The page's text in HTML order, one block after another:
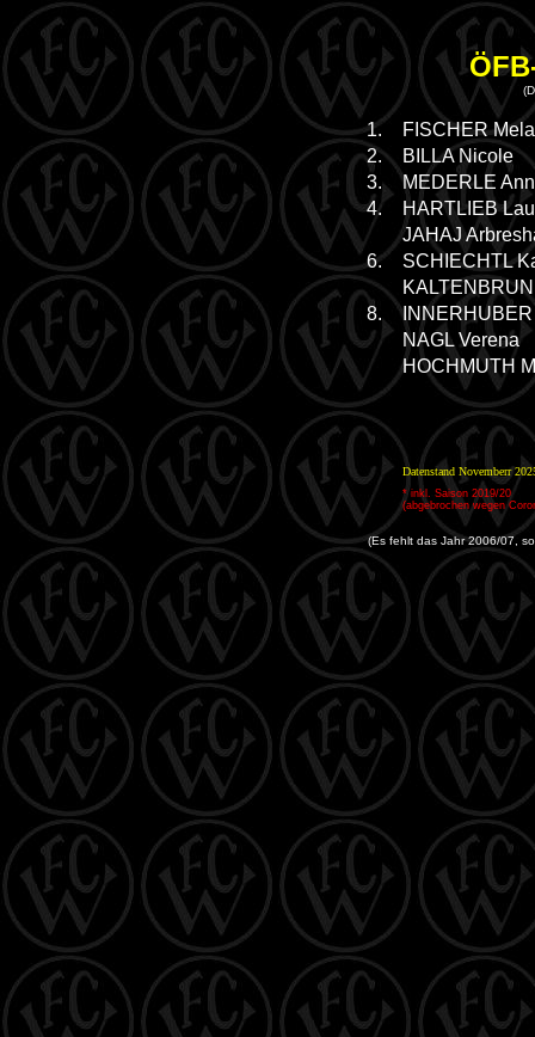
1.
FISCHER
2.
BILLA Nicole
3.
MEDERLE
4.
HARTLIEB
JAHAJ
6.
SCHIECHTL
8.
INNERHUBER
NAGL Verena
HOCHMUTH
Datenstand Novemberr
*inkl. Saison 2019/20
(abgebrochen wegen
(Es fehlt das Jahr 2006/07,